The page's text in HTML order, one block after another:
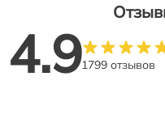
4.91799 отзывов